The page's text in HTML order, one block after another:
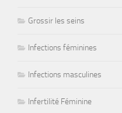
Grossir les seins
Infections féminines
Infections masculines
Infertilité Féminine